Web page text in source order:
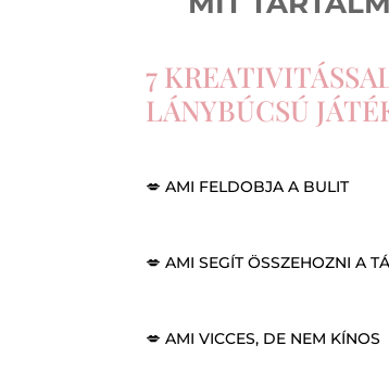
7
LÁNYBÚCSÚ
💋 AMI FELDOBJA A BULIT
💋 AMI SEGÍT ÖSSZEHOZNI A
💋 AMI VICCES, DE NEM KÍNOS